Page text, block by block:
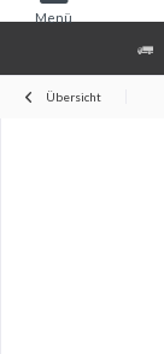
Menü
Übersicht